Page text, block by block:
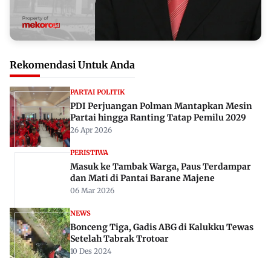
Rekomendasi Untuk Anda
PARTAI POLITIK
PDI Perjuangan Polman Mantapkan Mesin
Partai hingga Ranting Tatap Pemilu 2029
26 Apr 2026
PERISTIWA
Masuk ke Tambak Warga, Paus Terdampar
dan Mati di Pantai Barane Majene
06 Mar 2026
NEWS
Bonceng Tiga, Gadis ABG di Kalukku Tewas
Setelah Tabrak Trotoar
10 Des 2024